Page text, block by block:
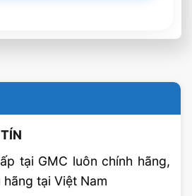
tại GMC luôn chính hãng,
tại Việt Nam
( 15lượt đánh giá)